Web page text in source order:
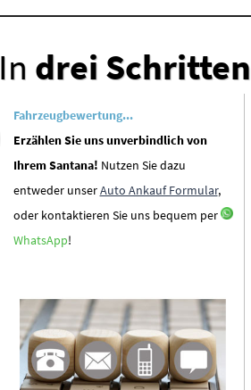
In drei Schritten
Fahrzeugbewertung...
Erzählen Sie uns unverbindlich von
Ihrem Santana! Nutzen Sie dazu
entweder unserAuto Ankauf Formular,
oder kontaktieren Sie uns bequem per
WhatsApp!